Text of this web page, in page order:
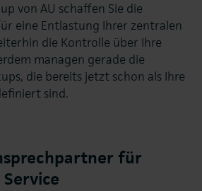
von AU schaffen Sie die
eine Entlastung Ihrer zentralen
die Kontrolle über Ihre
managen gerade die
die bereits jetzt schon als Ihre
sind.
für